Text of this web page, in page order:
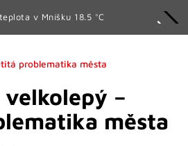
v Mníšku 18.5 °C
problematika města
–
města